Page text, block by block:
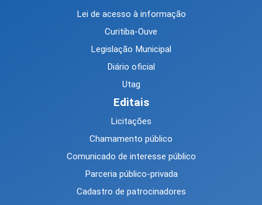
Lei de acesso à informação
Curitiba-Ouve
Legislação Municipal
Diário oficial
Utag
Editais
Licitações
Chamamento público
Comunicado de interesse público
Parceria público-privada
Cadastro de patrocinadores